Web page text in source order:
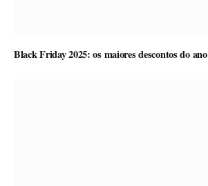
Black Friday 2025: os maiores descontos do ano